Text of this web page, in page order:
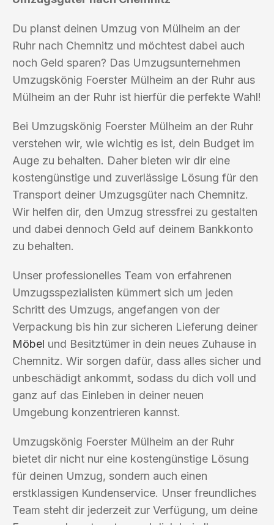
Du planst deinen Umzug von Mülheim an der
Ruhr nach Chemnitz und möchtest dabei auch
noch Geld sparen? Das Umzugsunternehmen
Umzugskönig Foerster Mülheim an der Ruhr aus
Mülheim an der Ruhr ist hierfür die perfekte Wahl!
Bei Umzugskönig Foerster Mülheim an der Ruhr
verstehen wir, wie wichtig es ist, dein Budget im
Auge zu behalten. Daher bieten wir dir eine
kostengünstige und zuverlässige Lösung für den
Transport deiner Umzugsgüter nach Chemnitz.
Wir helfen dir, den Umzug stressfrei zu gestalten
und dabei dennoch Geld auf deinem Bankkonto
zu behalten.
Unser professionelles Team von erfahrenen
Umzugsspezialisten kümmert sich um jeden
Schritt des Umzugs, angefangen von der
Verpackung bis hin zur sicheren Lieferung deiner
Möbel und Besitztümer in dein neues Zuhause in
Chemnitz. Wir sorgen dafür, dass alles sicher und
unbeschädigt ankommt, sodass du dich voll und
ganz auf das Einleben in deiner neuen
Umgebung konzentrieren kannst.
Umzugskönig Foerster Mülheim an der Ruhr
bietet dir nicht nur eine kostengünstige Lösung
für deinen Umzug, sondern auch einen
erstklassigen Kundenservice. Unser freundliches
Team steht dir jederzeit zur Verfügung, um deine